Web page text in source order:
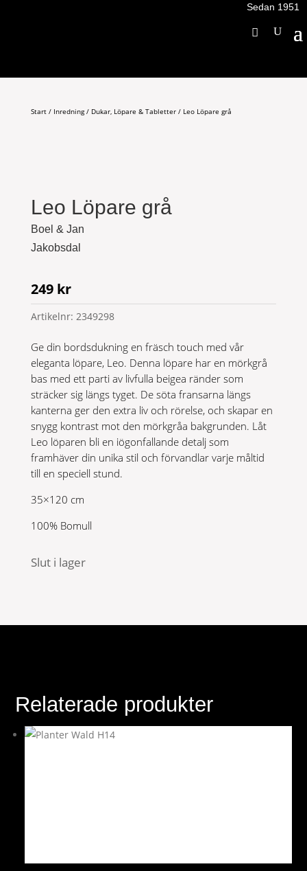
Sedan 1951
Start/ Inredning/ Dukar, Löpare & Tabletter/ Leo Löpare grå
Leo Löpare grå
Boel & Jan
Jakobsdal
249 kr
Artikelnr: 2349298
Ge din bordsdukning en fräsch touch med vår
eleganta löpare, Leo. Denna löpare har en mörkgrå
bas med ett parti av livfulla beigea ränder som
sträcker sig längs tyget. De söta fransarna längs
kanterna ger den extra liv och rörelse, och skapar en
snygg kontrast mot den mörkgråa bakgrunden. Låt
Leo löparen bli en iögonfallande detalj som
framhäver din unika stil och förvandlar varje måltid
till en speciell stund.
35×120 cm
100% Bomull
Slut i lager
Relaterade produkter